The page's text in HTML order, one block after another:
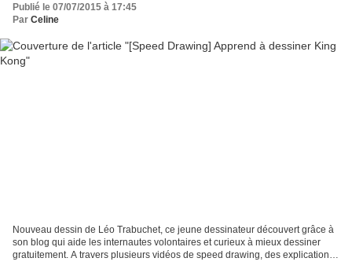
Publié le 07/07/2015 à 17:45
Par Celine
Nouveau dessin de Léo Trabuchet, ce jeune dessinateur découvert grâce à
son blog qui aide les internautes volontaires et curieux à mieux dessiner
gratuitement. A travers plusieurs vidéos de speed drawing, des explications